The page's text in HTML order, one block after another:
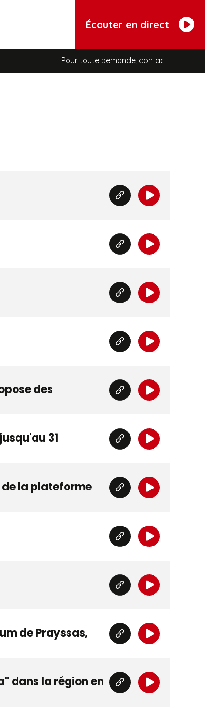
Écouter en direct
Pour toute demande, contactez Véro au
des
31
de la plateforme
de Prayssas,
dans la région en